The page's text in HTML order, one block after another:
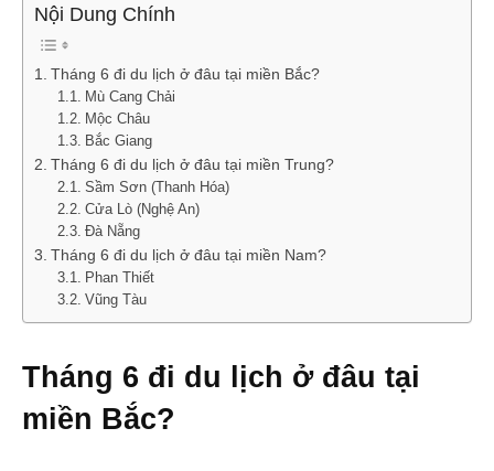
Nội Dung Chính
Tháng 6 đi du lịch ở đâu tại miền Bắc?
Mù Cang Chải
Mộc Châu
Bắc Giang
Tháng 6 đi du lịch ở đâu tại miền Trung?
Sầm Sơn (Thanh Hóa)
Cửa Lò (Nghệ An)
Đà Nẵng
Tháng 6 đi du lịch ở đâu tại miền Nam?
Phan Thiết
Vũng Tàu
Tháng 6 đi du lịch ở đâu tại
miền Bắc?